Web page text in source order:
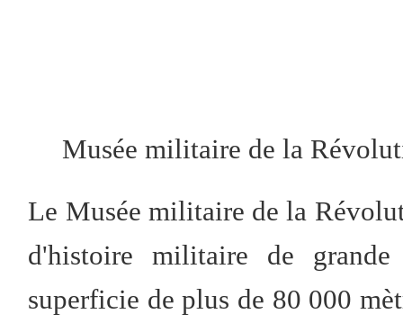
Musée militaire de la
Le Musée militaire de la
d'histoire militaire de
superficie de plus de 80 000